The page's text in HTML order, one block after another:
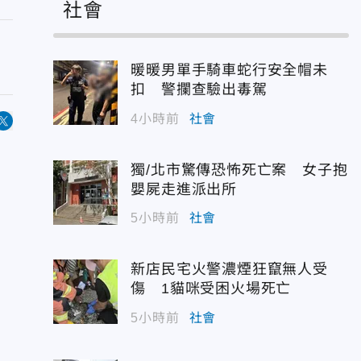
社會
暖暖男單手騎車蛇行安全帽未
扣 警攔查驗出毒駕
4小時前 社會
獨/北市驚傳恐怖死亡案 女子抱
嬰屍走進派出所
5小時前 社會
新店民宅火警濃煙狂竄無人受
傷 1貓咪受困火場死亡
5小時前 社會